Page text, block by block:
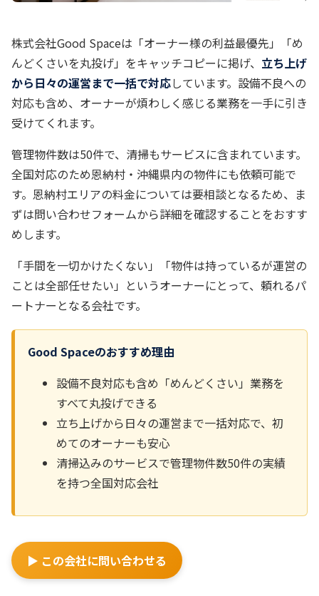
株式会社Good Spaceは「オーナー様の利益最優先」「め
んどくさいを丸投げ」をキャッチコピーに掲げ、 立ち上げ
から日々の運営まで一括で対応しています。設備不良への
対応も含め、オーナーが煩わしく感じる業務を一手に引き
受けてくれます。
管理物件数は50件で、清掃もサービスに含まれています。
全国対応のため恩納村・沖縄県内の物件にも依頼可能で
す。恩納村エリアの料金については要相談となるため、ま
ずは問い合わせフォームから詳細を確認することをおすす
めします。
「手間を一切かけたくない」「物件は持っているが運営の
ことは全部任せたい」というオーナーにとって、頼れるパ
ートナーとなる会社です。
Good Spaceのおすすめ理由
設備不良対応も含め「めんどくさい」業務を
すべて丸投げできる
立ち上げから日々の運営まで一括対応で、初
めてのオーナーも安心
清掃込みのサービスで管理物件数50件の実績
を持つ全国対応会社
▶ この会社に問い合わせる